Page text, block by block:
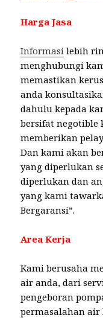
Harga Jasa
Informasi lebih
menghubungi
memastikan
anda
dahulu kepada
bersifat negotible
memberikan
Dan kami akan
yang diperlukan
diperlukan dan
yang kami
Bergaransi”.
Area Kerja
Kami berusaha
air anda, dari
pengeboran
permasalahan